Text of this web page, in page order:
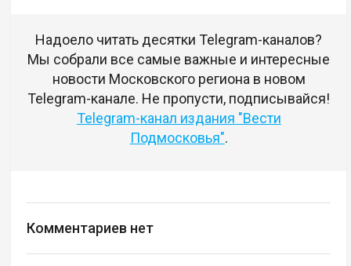
Надоело читать десятки Telegram-каналов?
Мы собрали все самые важные и интересные
новости Московского региона в новом
Telegram-канале. Не пропусти, подписывайся!
Telegram-канал издания "Вести
Подмосковья".
Комментариев нет